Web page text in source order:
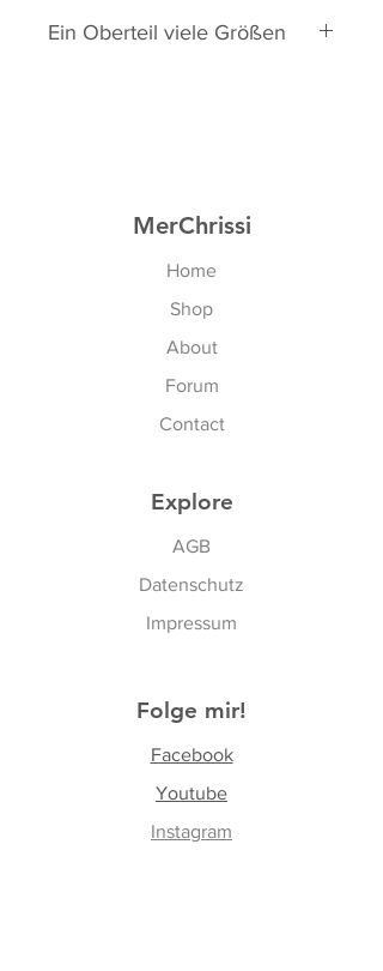
Ein Oberteil viele Größen
MerChrissi
Home
Shop
About
Forum
Contact
Explore
AGB
Datenschutz
Impressum
Folge mir!
Facebook
Youtube
Instagram